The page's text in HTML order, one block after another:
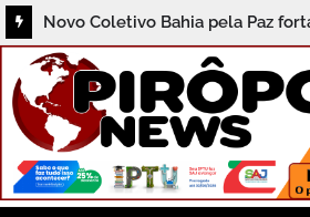
Novo Coletivo Bahia pela Paz
de prevenção à violência em